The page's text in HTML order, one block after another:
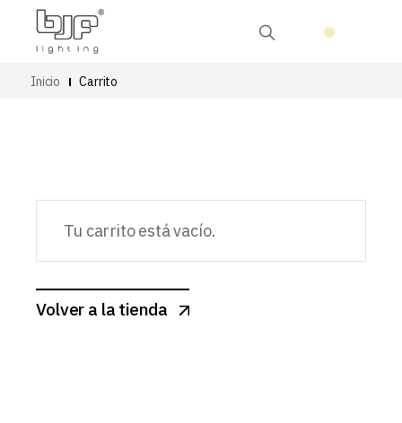
Inicio Carrito
Tu carrito está vacío.
Volver a la tienda